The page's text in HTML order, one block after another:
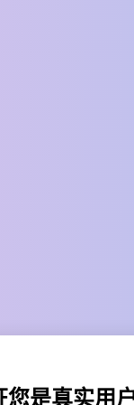
您是真实用